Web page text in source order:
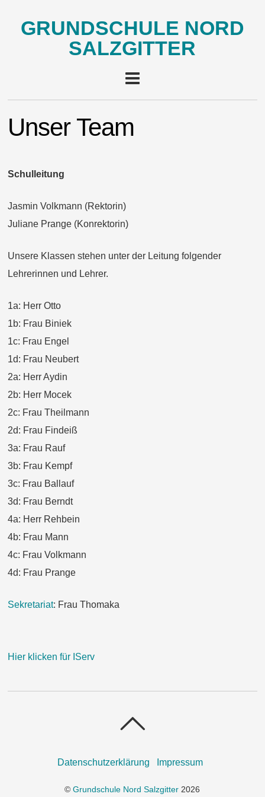
GRUNDSCHULE NORD
SALZGITTER
Unser Team
Schulleitung
Jasmin Volkmann (Rektorin)
Juliane Prange (Konrektorin)
Unsere Klassen stehen unter der Leitung folgender
Lehrerinnen und Lehrer.
1a: Herr Otto
1b: Frau Biniek
1c: Frau Engel
1d: Frau Neubert
2a: Herr Aydin
2b: Herr Mocek
2c: Frau Theilmann
2d: Frau Findeiß
3a: Frau Rauf
3b: Frau Kempf
3c: Frau Ballauf
3d: Frau Berndt
4a: Herr Rehbein
4b: Frau Mann
4c: Frau Volkmann
4d: Frau Prange
Sekretariat: Frau Thomaka
Hier klicken für IServ
Datenschutzerklärung Impressum
©Grundschule Nord Salzgitter 2026